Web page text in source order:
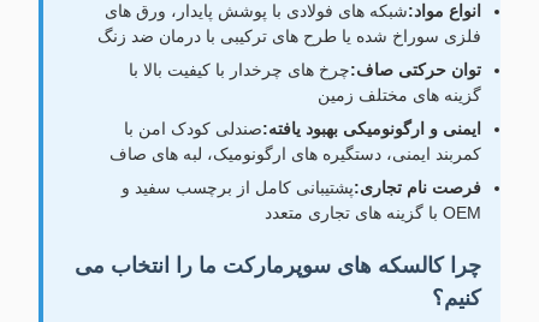
انواع مواد:شبکه های فولادی با پوشش پایدار، ورق های
فلزی سوراخ شده یا طرح های ترکیبی با درمان ضد زنگ
توان حرکتی صاف:چرخ های چرخدار با کیفیت بالا با
گزینه های مختلف زمین
ایمنی و ارگونومیکی بهبود یافته:صندلی کودک امن با
کمربند ایمنی، دستگیره های ارگونومیک، لبه های صاف
فرصت نام تجاری:پشتیبانی کامل از برچسب سفید و
OEM با گزینه های تجاری متعدد
چرا کالسکه های سوپرمارکت ما را انتخاب می
کنیم؟